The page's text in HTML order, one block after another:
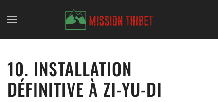
Skip to main content
10. INSTALLATION
DÉFINITIVE À ZI-YU-DI